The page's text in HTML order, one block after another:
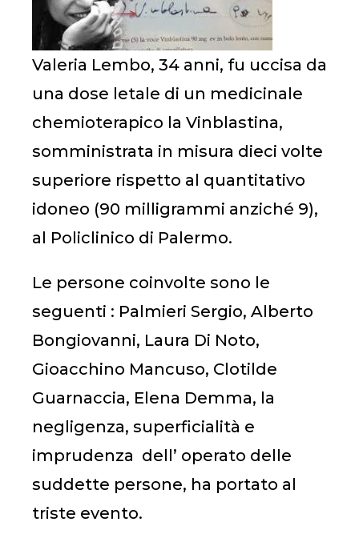
Valeria Lembo, 34 anni, fu uccisa da
una dose letale di un medicinale
chemioterapico la Vinblastina,
somministrata in misura dieci volte
superiore rispetto al quantitativo
idoneo (90 milligrammi anziché 9),
al Policlinico di Palermo.
Le persone coinvolte sono le
seguenti : Palmieri Sergio, Alberto
Bongiovanni, Laura Di Noto,
Gioacchino Mancuso, Clotilde
Guarnaccia, Elena Demma, la
negligenza, superficialità e
imprudenza dell’ operato delle
suddette persone, ha portato al
triste evento.